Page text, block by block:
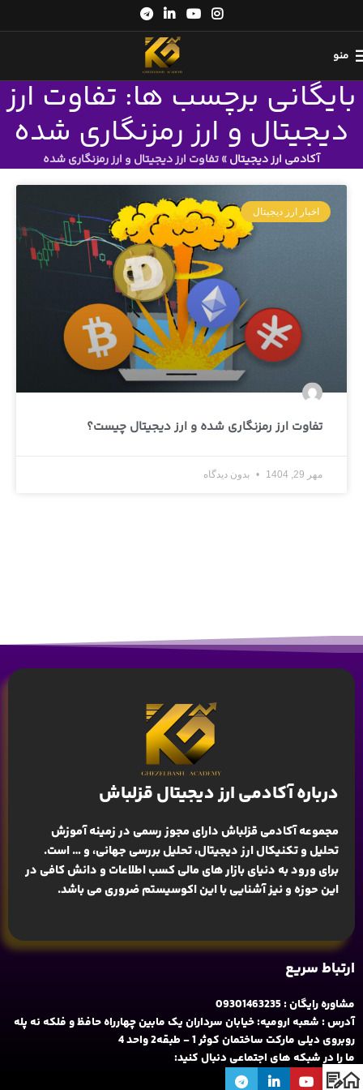
منو
بایگانی برچسب ها: تفاوت ارز
دیجیتال و ارز رمزنگاری شده
آکادمی ارز دیجیتال»تفاوت ارز دیجیتال و ارز رمزنگاری شده
اخبار ارز دیجیتال
تفاوت ارز رمزنگاری شده و ارز دیجیتال چیست؟
مهر 29, 1404 بدون دیدگاه
درباره آکادمی ارز دیجیتال قزلباش
مجموعه آکادمی قزلباش دارای مجوز رسمی در زمینهآموزش
تحلیل و تکنیکال ارز دیجیتال، تحلیل بررسی جهانی، و … است.
برای ورود به دنیای بازار های مالی کسب اطلاعات و دانش کافی در
این حوزه و نیز آشنایی با این اکوسیستم ضروری می باشد.
ارتباط سریع
مشاوره رایگان : 09301463235
آدرس : شعبه ارومیه: خیابان سرداران یک مابین چهارراه حافظ و فلکه نه پله
روبروی دیلی مارکت ساختمان کوثر 1 - طبقه2 واحد 4
ما را در شبکه های اجتماعی دنبال کنید: